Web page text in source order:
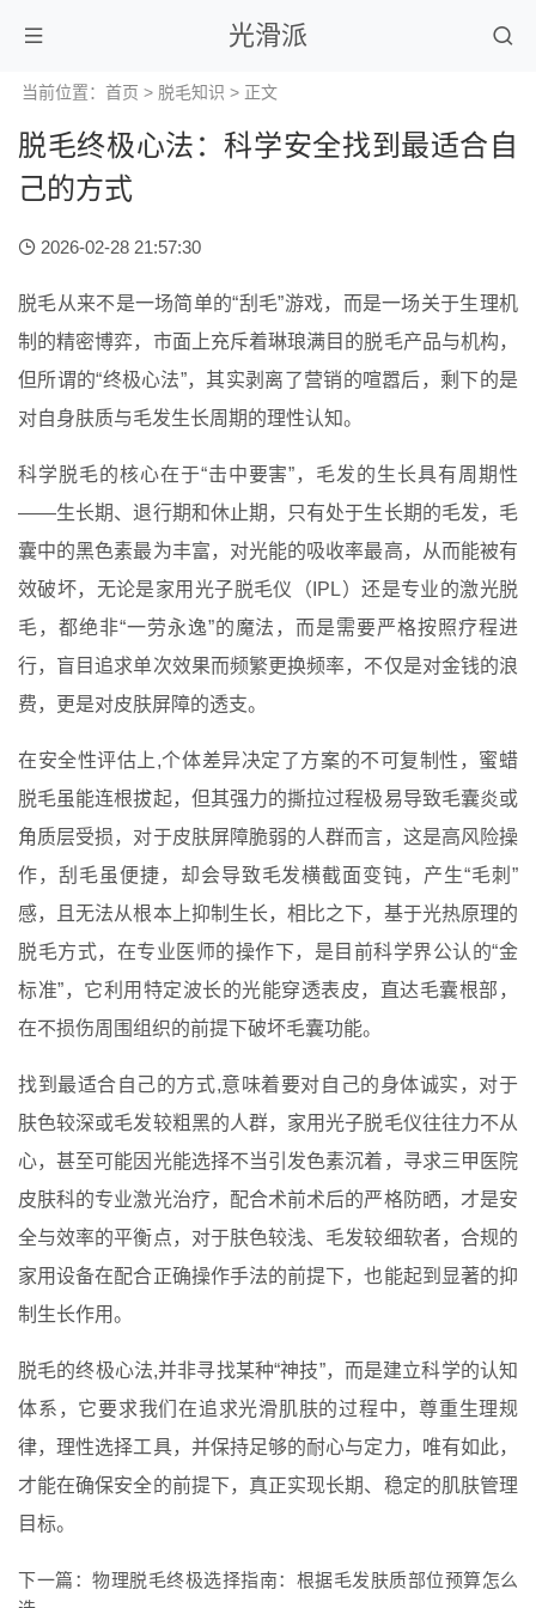
光滑派
当前位置： 首页 > 脱毛知识 > 正文
脱毛终极心法：科学安全找到最适合自
己的方式
2026-02-28 21:57:30
脱毛从来不是一场简单的“刮毛”游戏，而是一场关于生理机
制的精密博弈，市面上充斥着琳琅满目的脱毛产品与机构，
但所谓的“终极心法”，其实剥离了营销的喧嚣后，剩下的是
对自身肤质与毛发生长周期的理性认知。
科学脱毛的核心在于“击中要害”，毛发的生长具有周期性
——生长期、退行期和休止期，只有处于生长期的毛发，毛
囊中的黑色素最为丰富，对光能的吸收率最高，从而能被有
效破坏，无论是家用光子脱毛仪（IPL）还是专业的激光脱
毛，都绝非“一劳永逸”的魔法，而是需要严格按照疗程进
行，盲目追求单次效果而频繁更换频率，不仅是对金钱的浪
费，更是对皮肤屏障的透支。
在安全性评估上,个体差异决定了方案的不可复制性，蜜蜡
脱毛虽能连根拔起，但其强力的撕拉过程极易导致毛囊炎或
角质层受损，对于皮肤屏障脆弱的人群而言，这是高风险操
作，刮毛虽便捷，却会导致毛发横截面变钝，产生“毛刺”
感，且无法从根本上抑制生长，相比之下，基于光热原理的
脱毛方式，在专业医师的操作下，是目前科学界公认的“金
标准”，它利用特定波长的光能穿透表皮，直达毛囊根部，
在不损伤周围组织的前提下破坏毛囊功能。
找到最适合自己的方式,意味着要对自己的身体诚实，对于
肤色较深或毛发较粗黑的人群，家用光子脱毛仪往往力不从
心，甚至可能因光能选择不当引发色素沉着，寻求三甲医院
皮肤科的专业激光治疗，配合术前术后的严格防晒，才是安
全与效率的平衡点，对于肤色较浅、毛发较细软者，合规的
家用设备在配合正确操作手法的前提下，也能起到显著的抑
制生长作用。
脱毛的终极心法,并非寻找某种“神技”，而是建立科学的认知
体系，它要求我们在追求光滑肌肤的过程中，尊重生理规
律，理性选择工具，并保持足够的耐心与定力，唯有如此，
才能在确保安全的前提下，真正实现长期、稳定的肌肤管理
目标。
下一篇： 物理脱毛终极选择指南：根据毛发肤质部位预算怎么